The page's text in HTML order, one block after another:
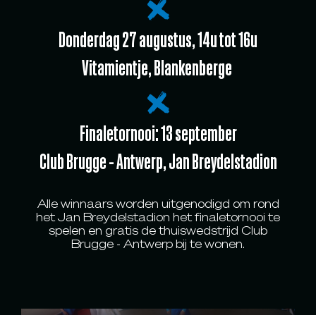
Donderdag 27 augustus, 14u tot 16u
Vitamientje, Blankenberge
Finaletornooi: 13 september
Club Brugge - Antwerp, Jan Breydelstadion
Alle winnaars worden uitgenodigd om rond
het Jan Breydelstadion het finaletornooi te
spelen en gratis de thuiswedstrijd Club
Brugge - Antwerp bij te wonen.